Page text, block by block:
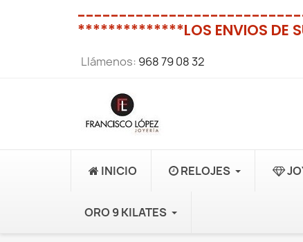
----------------------------
**************LOS ENVIOS DE
Llámenos: 968 79 08 32
INICIO RELOJES
ORO 9 KILATES